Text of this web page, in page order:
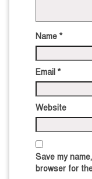
Name *
Email *
Website
Save my
browser for